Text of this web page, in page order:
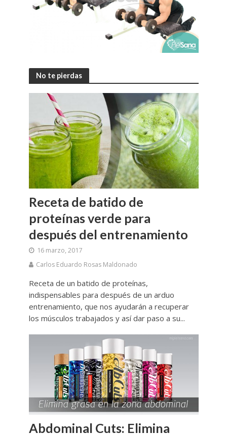
No te pierdas
Receta de batido de
proteínas verde para
después del entrenamiento
16 marzo, 2017
Carlos Eduardo Rosas Maldonado
Receta de un batido de proteínas,
indispensables para después de un arduo
entrenamiento, que nos ayudarán a recuperar
los músculos trabajados y así dar paso a su...
Abdominal Cuts: Elimina